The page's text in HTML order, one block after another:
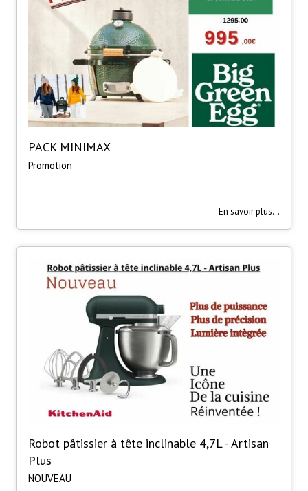
PACK MINIMAX
Promotion
En savoir plus...
Robot pâtissier à tête inclinable 4,7L - Artisan
Plus
NOUVEAU